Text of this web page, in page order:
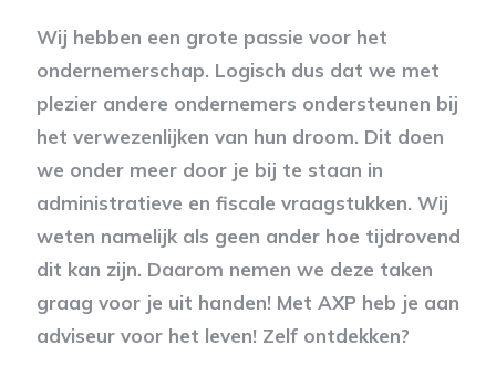
Wij hebben een grote passie voor het
ondernemerschap. Logisch dus dat we met
plezier andere ondernemers ondersteunen bij
het verwezenlijken van hun droom. Dit doen
we onder meer door je bij te staan in
administratieve en fiscale vraagstukken. Wij
weten namelijk als geen ander hoe tijdrovend
dit kan zijn. Daarom nemen we deze taken
graag voor je uit handen! Met AXP heb je aan
adviseur voor het leven! Zelf ontdekken?